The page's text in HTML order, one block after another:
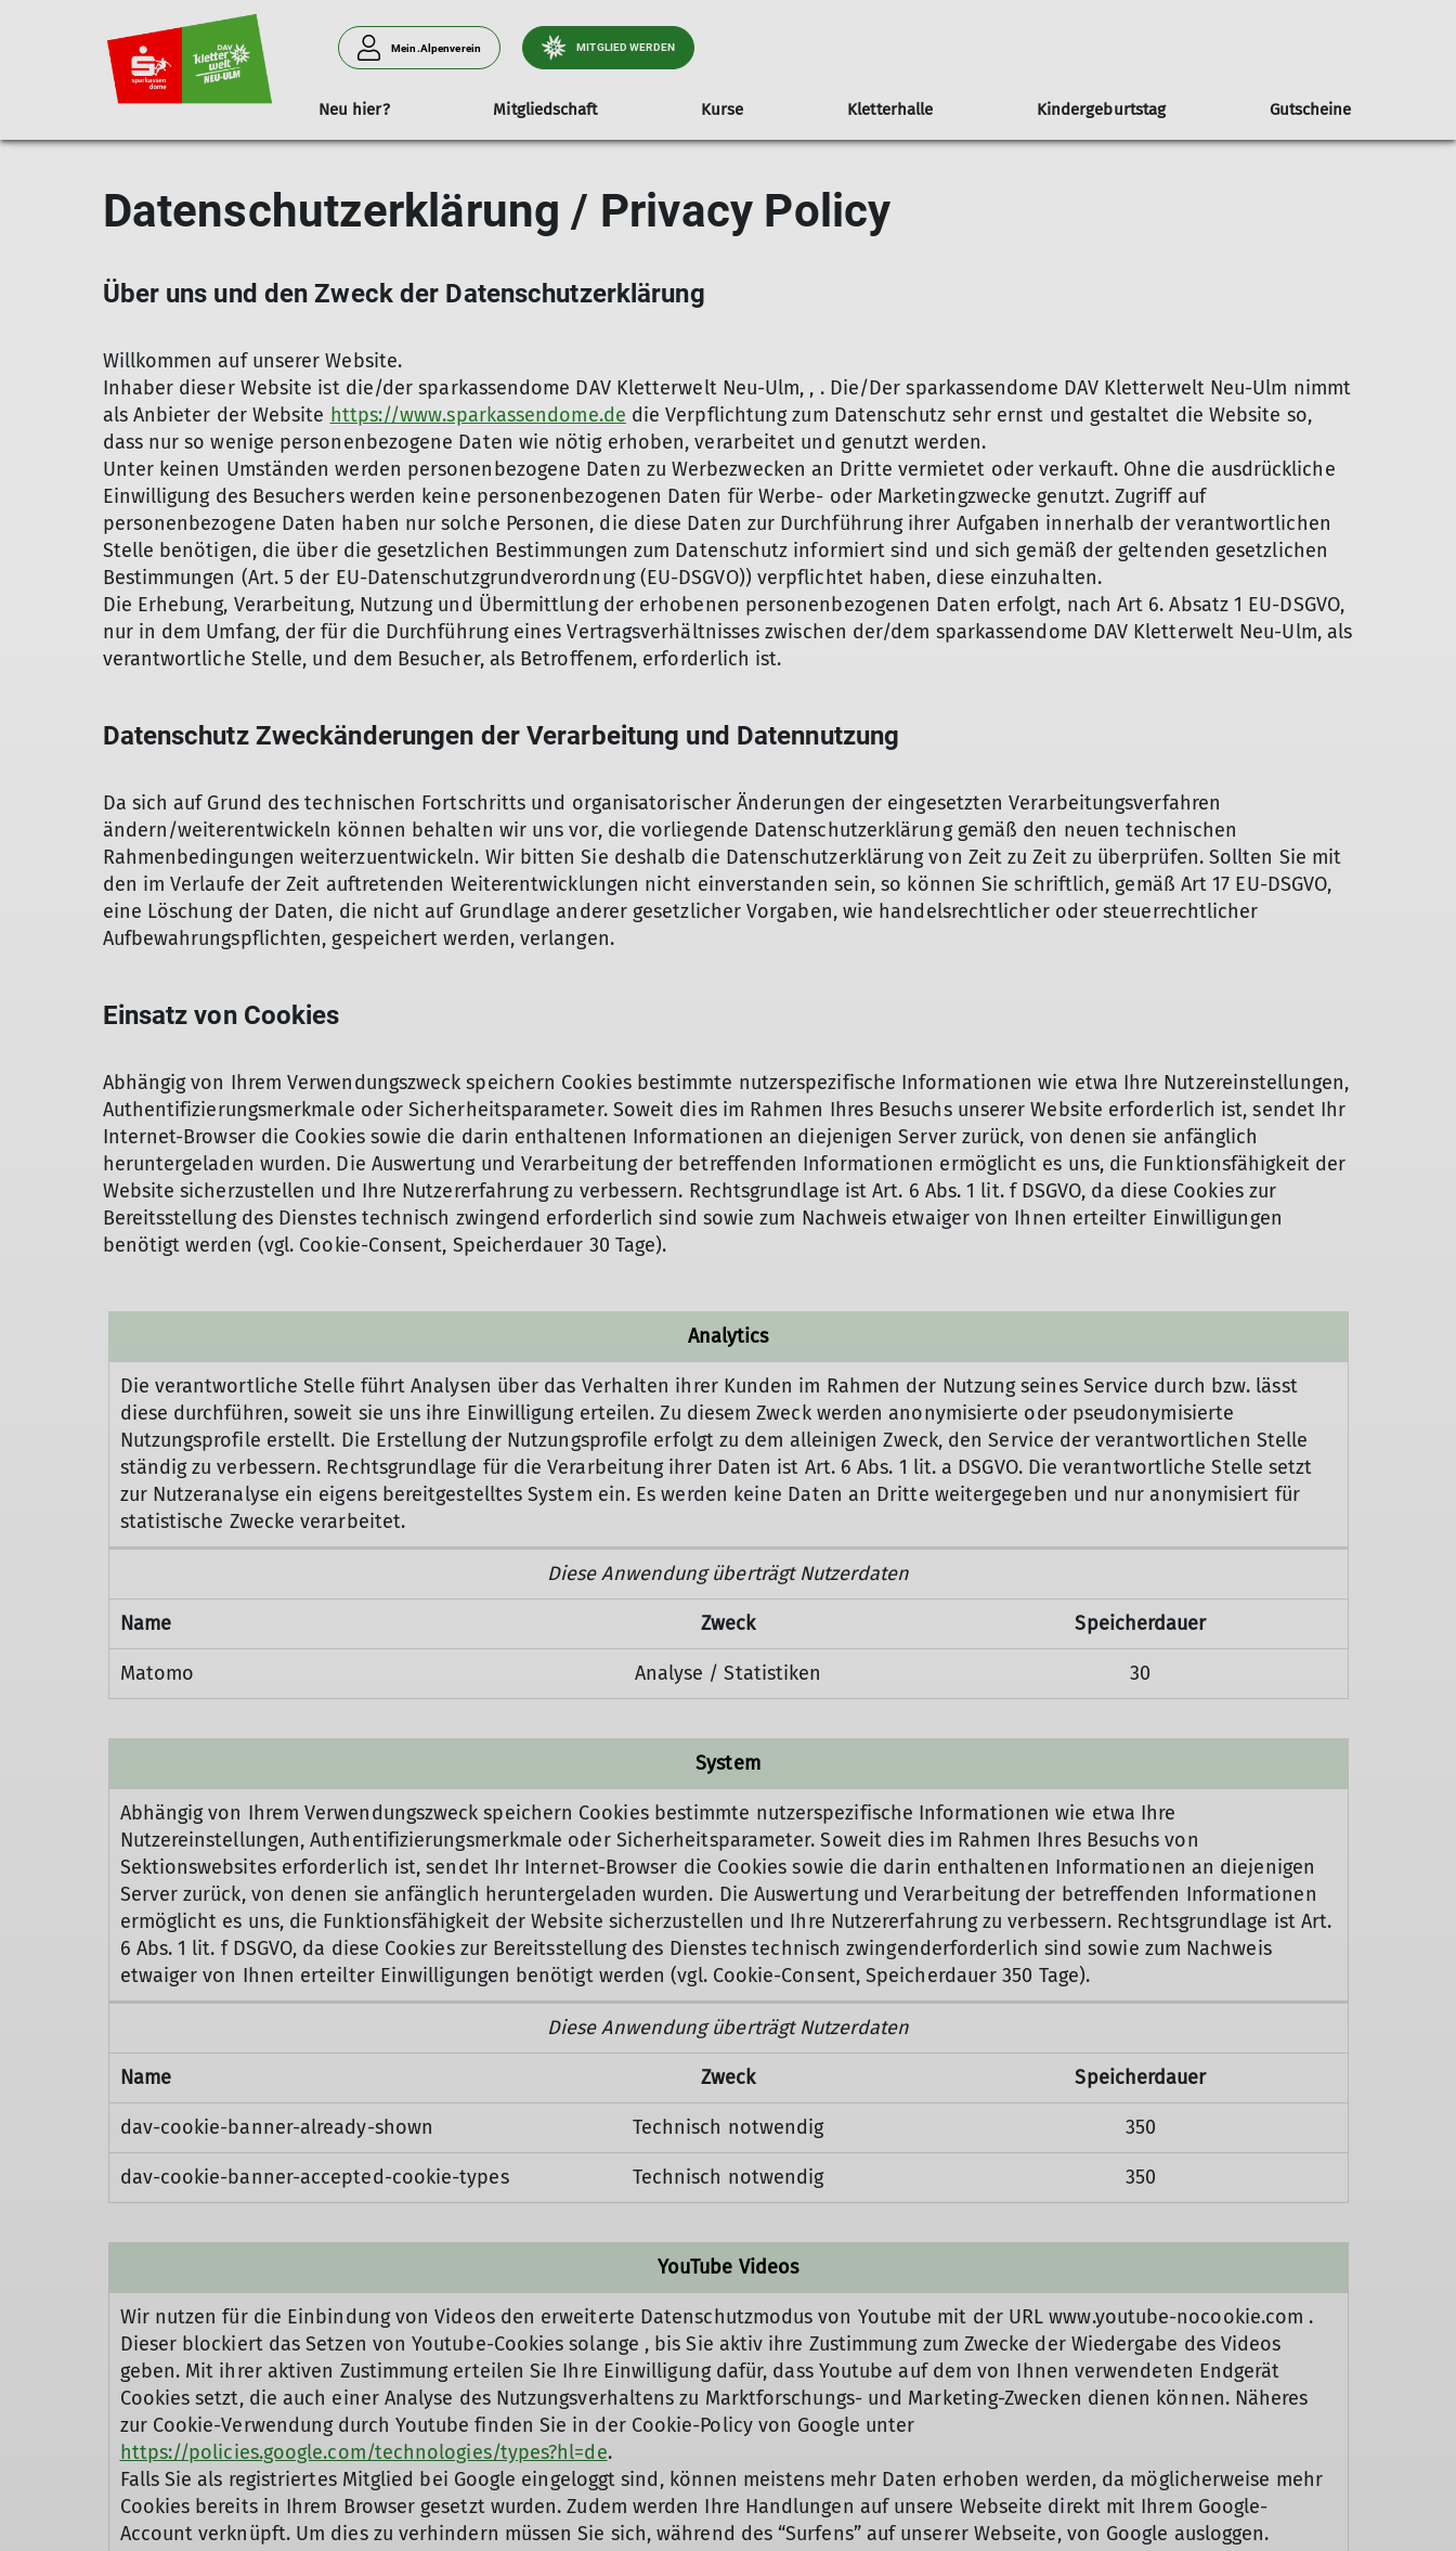
Mein.Alpenverein MITGLIED WERDEN
Neu hier?
Preise und Öffnungszeiten Ansprechpartner
Mitgliedschaft Kurse
Klettergruppen & Treffs Schulen & soziale Gruppen
Kletterhalle
Kinderkletterwelt Trainingsbereich Routenbau
Kindergeburtstag Gutscheine
Datenschutzerklärung / Privacy Policy
Über uns und den Zweck der Datenschutzerklärung
Willkommen auf unserer Website.
Inhaber dieser Website ist die/der sparkassendome DAV Kletterwelt Neu-Ulm, , . Die/Der sparkassendome DAV Kletterwelt Neu-Ulm nimmt
als Anbieter der Website https://www.sparkassendome.de die Verpflichtung zum Datenschutz sehr ernst und gestaltet die Website so,
dass nur so wenige personenbezogene Daten wie nötig erhoben, verarbeitet und genutzt werden.
Unter keinen Umständen werden personenbezogene Daten zu Werbezwecken an Dritte vermietet oder verkauft. Ohne die ausdrückliche
Einwilligung des Besuchers werden keine personenbezogenen Daten für Werbe- oder Marketingzwecke genutzt. Zugriff auf
personenbezogene Daten haben nur solche Personen, die diese Daten zur Durchführung ihrer Aufgaben innerhalb der verantwortlichen
Stelle benötigen, die über die gesetzlichen Bestimmungen zum Datenschutz informiert sind und sich gemäß der geltenden gesetzlichen
Bestimmungen (Art. 5 der EU-Datenschutzgrundverordnung (EU-DSGVO)) verpflichtet haben, diese einzuhalten.
Die Erhebung, Verarbeitung, Nutzung und Übermittlung der erhobenen personenbezogenen Daten erfolgt, nach Art 6. Absatz 1 EU-DSGVO,
nur in dem Umfang, der für die Durchführung eines Vertragsverhältnisses zwischen der/dem sparkassendome DAV Kletterwelt Neu-Ulm, als
verantwortliche Stelle, und dem Besucher, als Betroffenem, erforderlich ist.
Datenschutz Zweckänderungen der Verarbeitung und Datennutzung
Da sich auf Grund des technischen Fortschritts und organisatorischer Änderungen der eingesetzten Verarbeitungsverfahren
ändern/weiterentwickeln können behalten wir uns vor, die vorliegende Datenschutzerklärung gemäß den neuen technischen
Rahmenbedingungen weiterzuentwickeln. Wir bitten Sie deshalb die Datenschutzerklärung von Zeit zu Zeit zu überprüfen. Sollten Sie mit
den im Verlaufe der Zeit auftretenden Weiterentwicklungen nicht einverstanden sein, so können Sie schriftlich, gemäß Art 17 EU-DSGVO,
eine Löschung der Daten, die nicht auf Grundlage anderer gesetzlicher Vorgaben, wie handelsrechtlicher oder steuerrechtlicher
Aufbewahrungspflichten, gespeichert werden, verlangen.
Einsatz von Cookies
Abhängig von Ihrem Verwendungszweck speichern Cookies bestimmte nutzerspezifische Informationen wie etwa Ihre Nutzereinstellungen,
Authentifizierungsmerkmale oder Sicherheitsparameter. Soweit dies im Rahmen Ihres Besuchs unserer Website erforderlich ist, sendet Ihr
Internet-Browser die Cookies sowie die darin enthaltenen Informationen an diejenigen Server zurück, von denen sie anfänglich
heruntergeladen wurden. Die Auswertung und Verarbeitung der betreffenden Informationen ermöglicht es uns, die Funktionsfähigkeit der
Website sicherzustellen und Ihre Nutzererfahrung zu verbessern. Rechtsgrundlage ist Art. 6 Abs. 1 lit. f DSGVO, da diese Cookies zur
Bereitsstellung des Dienstes technisch zwingend erforderlich sind sowie zum Nachweis etwaiger von Ihnen erteilter Einwilligungen
benötigt werden (vgl. Cookie-Consent, Speicherdauer 30 Tage).
Analytics
Die verantwortliche Stelle führt Analysen über das Verhalten ihrer Kunden im Rahmen der Nutzung seines Service durch bzw. lässt
diese durchführen, soweit sie uns ihre Einwilligung erteilen. Zu diesem Zweck werden anonymisierte oder pseudonymisierte
Nutzungsprofile erstellt. Die Erstellung der Nutzungsprofile erfolgt zu dem alleinigen Zweck, den Service der verantwortlichen Stelle
ständig zu verbessern. Rechtsgrundlage für die Verarbeitung ihrer Daten ist Art. 6 Abs. 1 lit. a DSGVO. Die verantwortliche Stelle setzt
zur Nutzeranalyse ein eigens bereitgestelltes System ein. Es werden keine Daten an Dritte weitergegeben und nur anonymisiert für
statistische Zwecke verarbeitet.
Diese Anwendung überträgt Nutzerdaten
Name Zweck Speicherdauer
Matomo Analyse / Statistiken 30
System
Abhängig von Ihrem Verwendungszweck speichern Cookies bestimmte nutzerspezifische Informationen wie etwa Ihre
Nutzereinstellungen, Authentifizierungsmerkmale oder Sicherheitsparameter. Soweit dies im Rahmen Ihres Besuchs von
Sektionswebsites erforderlich ist, sendet Ihr Internet-Browser die Cookies sowie die darin enthaltenen Informationen an diejenigen
Server zurück, von denen sie anfänglich heruntergeladen wurden. Die Auswertung und Verarbeitung der betreffenden Informationen
ermöglicht es uns, die Funktionsfähigkeit der Website sicherzustellen und Ihre Nutzererfahrung zu verbessern. Rechtsgrundlage ist Art.
6 Abs. 1 lit. f DSGVO, da diese Cookies zur Bereitsstellung des Dienstes technisch zwingenderforderlich sind sowie zum Nachweis
etwaiger von Ihnen erteilter Einwilligungen benötigt werden (vgl. Cookie-Consent, Speicherdauer 350 Tage).
Diese Anwendung überträgt Nutzerdaten
Name Zweck Speicherdauer
dav-cookie-banner-already-shown Technisch notwendig 350
dav-cookie-banner-accepted-cookie-types Technisch notwendig 350
YouTube Videos
Wir nutzen für die Einbindung von Videos den erweiterte Datenschutzmodus von Youtube mit der URL www.youtube-nocookie.com .
Dieser blockiert das Setzen von Youtube-Cookies solange , bis Sie aktiv ihre Zustimmung zum Zwecke der Wiedergabe des Videos
geben. Mit ihrer aktiven Zustimmung erteilen Sie Ihre Einwilligung dafür, dass Youtube auf dem von Ihnen verwendeten Endgerät
Cookies setzt, die auch einer Analyse des Nutzungsverhaltens zu Marktforschungs- und Marketing-Zwecken dienen können. Näheres
zur Cookie-Verwendung durch Youtube finden Sie in der Cookie-Policy von Google unter
https://policies.google.com/technologies/types?hl=de.
Falls Sie als registriertes Mitglied bei Google eingeloggt sind, können meistens mehr Daten erhoben werden, da möglicherweise mehr
Cookies bereits in Ihrem Browser gesetzt wurden. Zudem werden Ihre Handlungen auf unsere Webseite direkt mit Ihrem Google-
Account verknüpft. Um dies zu verhindern müssen Sie sich, während des “Surfens” auf unserer Webseite, von Google ausloggen.